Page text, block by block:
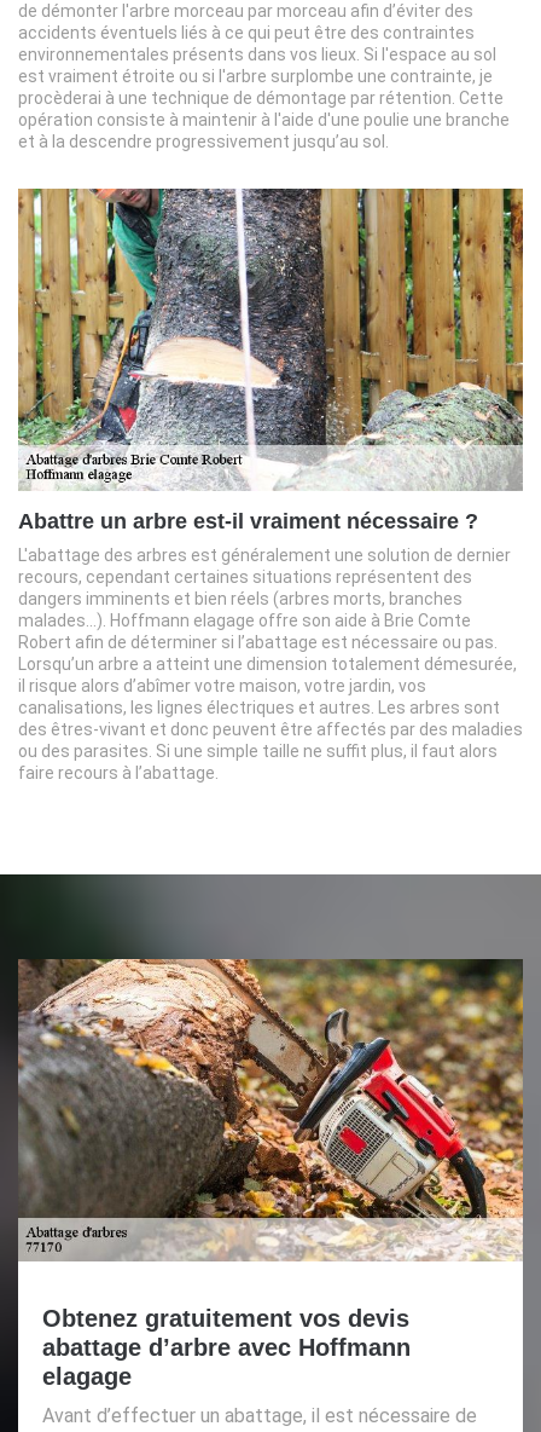
de démonter l'arbre morceau par morceau afin d’éviter des
accidents éventuels liés à ce qui peut être des contraintes
environnementales présents dans vos lieux. Si l'espace au sol
est vraiment étroite ou si l'arbre surplombe une contrainte, je
procèderai à une technique de démontage par rétention. Cette
opération consiste à maintenir à l'aide d'une poulie une branche
et à la descendre progressivement jusqu’au sol.
Abattre un arbre est-il vraiment nécessaire ?
L'abattage des arbres est généralement une solution de dernier
recours, cependant certaines situations représentent des
dangers imminents et bien réels (arbres morts, branches
malades…). Hoffmann elagage offre son aide à Brie Comte
Robert afin de déterminer si l’abattage est nécessaire ou pas.
Lorsqu’un arbre a atteint une dimension totalement démesurée,
il risque alors d’abîmer votre maison, votre jardin, vos
canalisations, les lignes électriques et autres. Les arbres sont
des êtres-vivant et donc peuvent être affectés par des maladies
ou des parasites. Si une simple taille ne suffit plus, il faut alors
faire recours à l’abattage.
Obtenez gratuitement vos devis
abattage d’arbre avec Hoffmann
elagage
Avant d’effectuer un abattage, il est nécessaire de